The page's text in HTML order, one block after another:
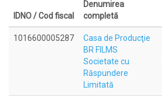
IDNO / Cod fiscal
Denumirea
completă
1016600005287
Casa de Producţie
BR FILMS
Societate cu
Răspundere
Limitată